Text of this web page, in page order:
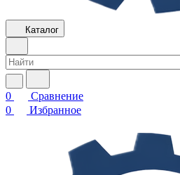
Каталог
0
Сравнение
0
Избранное